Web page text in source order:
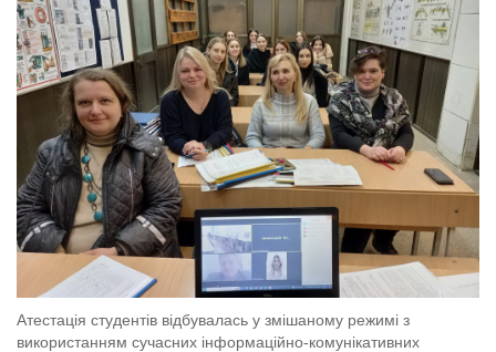
Атестація студентів відбувалась у змішаному режимі з
використанням сучасних інформаційно-комунікативних